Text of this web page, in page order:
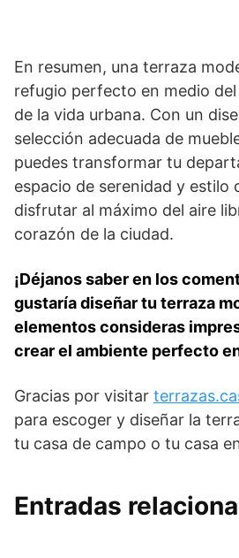
En resumen, una terraza
refugio perfecto en medio
de la vida urbana. Con un
selección adecuada de
puedes transformar tu
espacio de serenidad y estilo
disfrutar al máximo del aire
corazón de la ciudad.
¡Déjanos saber en los
gustaría diseñar tu terraza
elementos consideras
crear el ambiente perfecto
Gracias por visitar
para escoger y diseñar la
tu casa de campo o tu casa
Entradas